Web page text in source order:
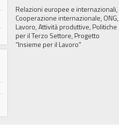
Relazioni europee e internazionali,
Cooperazione internazionale, ONG,
Lavoro, Attività produttive, Politiche
per il Terzo Settore, Progetto
“Insieme per il Lavoro”